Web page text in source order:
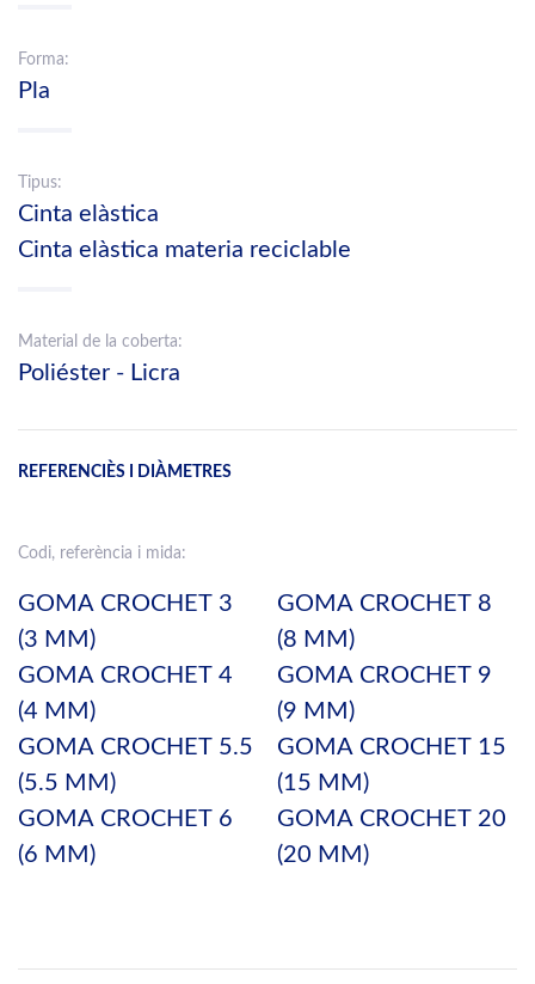
Forma:
Pla
Tipus:
Cinta elàstica
Cinta elàstica materia reciclable
Material de la coberta:
Poliéster - Licra
REFERENCIÈS I DIÀMETRES
Codi, referència i mida:
GOMA CROCHET 3
(3 MM)
GOMA CROCHET 4
(4 MM)
GOMA CROCHET 5.5
(5.5 MM)
GOMA CROCHET 6
(6 MM)
GOMA CROCHET 8
(8 MM)
GOMA CROCHET 9
(9 MM)
GOMA CROCHET 15
(15 MM)
GOMA CROCHET 20
(20 MM)